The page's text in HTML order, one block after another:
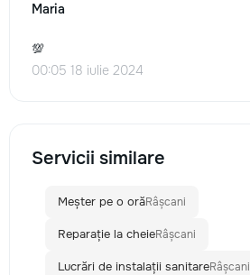
Maria
💯
00:05 18 iulie 2024
Servicii similare
Meșter pe o orăRâșcani
Reparație la cheieRâșcani
Lucrări de instalații sanitareRâșcani